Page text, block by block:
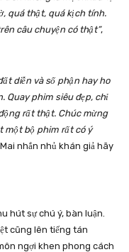
quá thật, quá kịch tính.
câu chuyện có thật”,
diễn và số phận hay ho
Quay phim siêu đẹp, chỉ
rất thật. Chúc mừng
một bộ phim rất có ý
nhắn nhủ khán giả hãy
hút sự chú ý, bàn luận.
cũng lên tiếng tán
ngợi khen phong cách